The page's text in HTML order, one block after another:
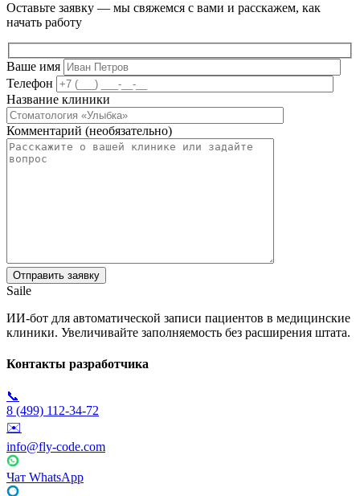
Оставьте заявку — мы свяжемся с вами и расскажем, как
начать работу
Ваше имя
Телефон
Название клиники
Комментарий (необязательно)
Saile
ИИ-бот для автоматической записи пациентов в медицинские
клиники. Увеличивайте заполняемость без расширения штата.
Контакты разработчика
📞
8 (499) 112-34-72
✉️
info@fly-code.com
Чат WhatsApp